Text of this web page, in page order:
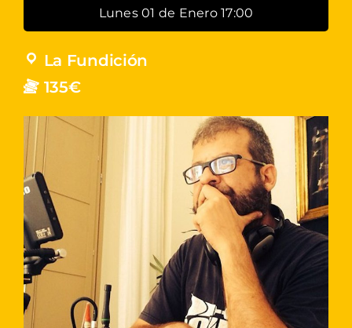
Lunes 01 de Enero 17:00
La Fundición
135€